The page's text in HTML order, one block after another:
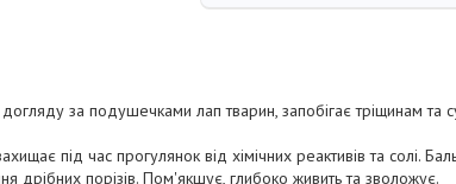
за подушечками лап тварин, запобігає тріщинам та
під час прогулянок від хімічних реактивів та солі.
порізів. Пом'якшує, глибоко живить та зволожує.